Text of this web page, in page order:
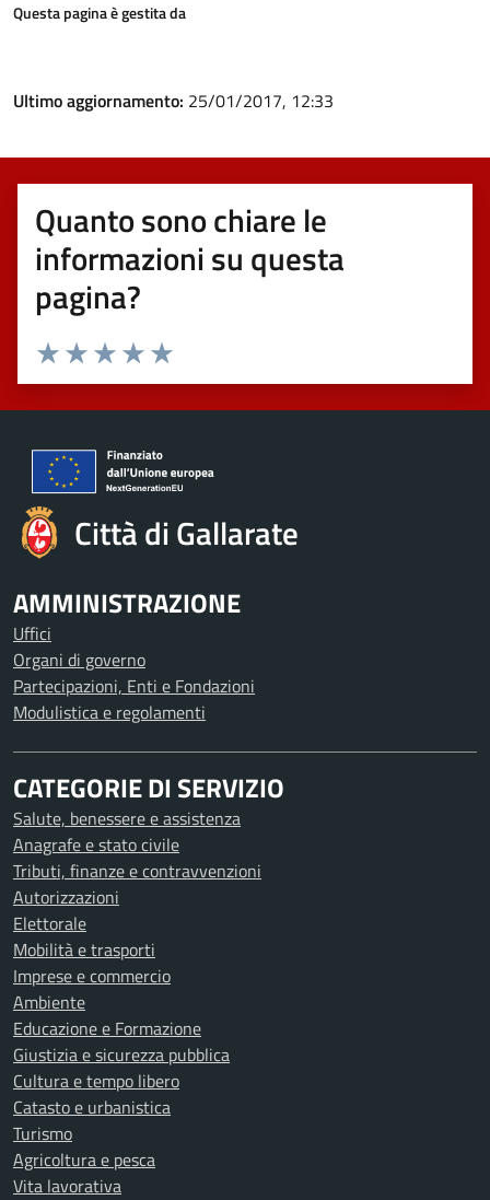
Questa pagina è gestita da
Ultimo aggiornamento: 25/01/2017, 12:33
Quanto sono chiare le
informazioni su questa
pagina?
Valuta 5 stelle su 5
Valuta 4 stelle su 5
Valuta 3 stelle su 5
Valuta 2 stelle su 5
Valuta 1 stelle su 5
Città di Gallarate
AMMINISTRAZIONE
Uffici
Organi di governo
Partecipazioni, Enti e Fondazioni
Modulistica e regolamenti
CATEGORIE DI SERVIZIO
Salute, benessere e assistenza
Anagrafe e stato civile
Tributi, finanze e contravvenzioni
Autorizzazioni
Elettorale
Mobilità e trasporti
Imprese e commercio
Ambiente
Educazione e Formazione
Giustizia e sicurezza pubblica
Cultura e tempo libero
Catasto e urbanistica
Turismo
Agricoltura e pesca
Vita lavorativa